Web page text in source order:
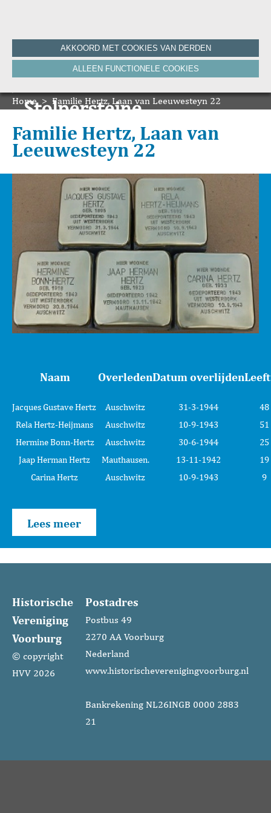
Home
Historie
Bronnen
De Krant van Gisteren 75 jaar
Bibliografie
Nieuws
HVV-WebNieuws
Stolpersteine
Onze boeken
Vereniging
Foto's van de vereniging
ANBI
Contact
Zoeken
AKKOORD MET COOKIES VAN DERDEN
ALLEEN FUNCTIONELE COOKIES
Home > Familie Hertz, Laan van Leeuwesteyn 22
Familie Hertz, Laan van
Leeuwesteyn 22
Naam OverledenDatum overlijden
Jacques Gustave Hertz Auschwitz 31-3-1944
48
Rela Hertz-Heijmans
Auschwitz 10-9-1943
51
Hermine Bonn-Hertz
Auschwitz 30-6-1944
25
Jaap Herman Hertz
Mauthausen. 13-11-1942
19
Carina Hertz
Auschwitz 10-9-1943 9
Lees meer
Historische
Vereniging
Voorburg
© copyright
HVV 2026
Postadres
Postbus 49
2270 AA Voorburg
Nederland
www.historischeverenigingvoorburg.nl
Bankrekening NL26INGB 0000 2883
21